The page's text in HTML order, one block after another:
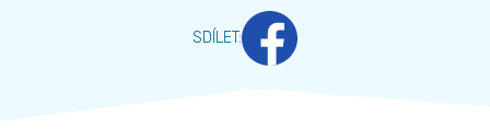
SDÍLET: